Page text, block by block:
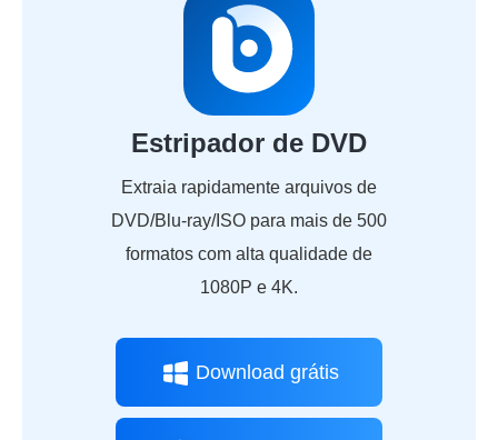
Estripador de DVD
Extraia rapidamente arquivos de
DVD/Blu-ray/ISO para mais de 500
formatos com alta qualidade de
1080P e 4K.
Download grátis